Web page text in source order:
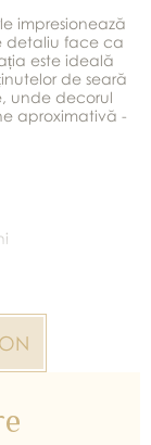
impresionează
detaliu face ca
este ideală
de seară
unde decorul
aproximativă -